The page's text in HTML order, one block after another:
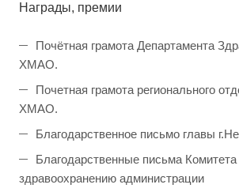
Награды, премии
Почётная грамота Департамента
ХМАО.
Почетная грамота регионального
ХМАО.
Благодарственное письмо главы
Благодарственные письма Комитета
здравоохранению администрации